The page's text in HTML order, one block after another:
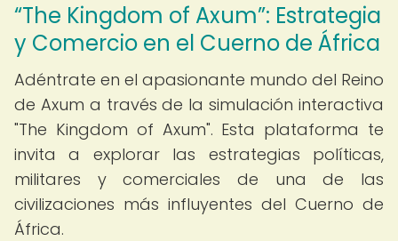
“The Kingdom of Axum”: Estrategia
y Comercio en el Cuerno de África
Adéntrate en el apasionante mundo del Reino
de Axum a través de la simulación interactiva
"The Kingdom of Axum". Esta plataforma te
invita a explorar las estrategias políticas,
militares y comerciales de una de las
civilizaciones más influyentes del Cuerno de
África.